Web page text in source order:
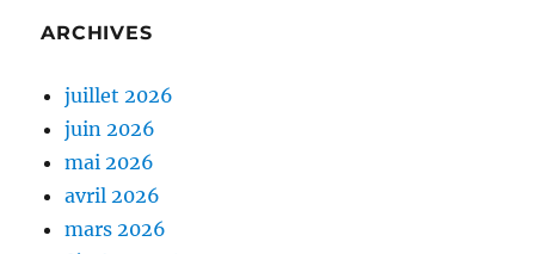
ARCHIVES
juillet 2026
juin 2026
mai 2026
avril 2026
mars 2026